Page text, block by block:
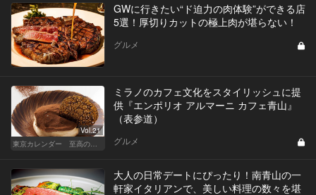
GWに行きたい“ド迫力の肉体験”ができる店
5選！厚切りカットの極上肉が堪らない！
グルメ
Vol.21
東京カレンダー 至高の名店シリーズ
ミラノのカフェ文化をスタイリッシュに提
供『エンポリオ アルマーニ カフェ青山』
（表参道）
グルメ
大人の日常デートにぴったり！南青山の一
軒家イタリアンで、美しい料理の数々を堪